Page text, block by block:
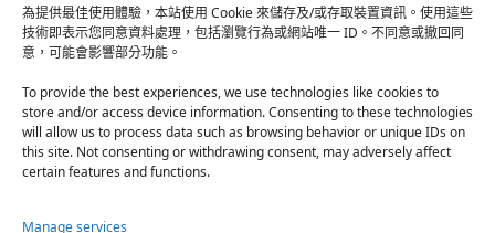
為提供最佳使用體驗，本站使用 Cookie 來儲存及/或存取裝置資訊。使用這些
技術即表示您同意資料處理，包括瀏覽行為或網站唯一 ID。不同意或撤回同
意，可能會影響部分功能。
To provide the best experiences, we use technologies like cookies to
store and/or access device information. Consenting to these technologies
will allow us to process data such as browsing behavior or unique IDs on
this site. Not consenting or withdrawing consent, may adversely affect
certain features and functions.
Manage services
熱帶魚·2026-07-21
兩本我都買了！第二本及川牛島木兔的也非常好看！超
級…
於『排球少年！！magazine』
珊·2026-06-22
如果真的打從心底厭惡，怎麼可能只是被情勒就自願把